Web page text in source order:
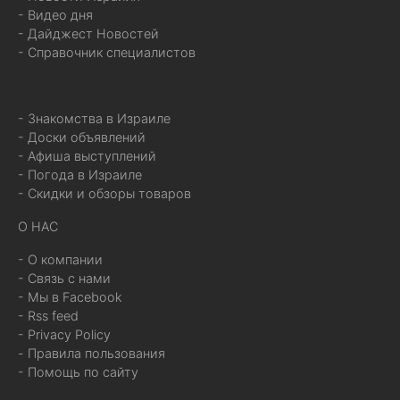
- Видео дня
- Дайджест Новостей
- Справочник специалистов
- Знакомства в Израиле
- Доски объявлений
- Афиша выступлений
- Погода в Израиле
- Скидки и обзоры товаров
О НАС
- О компании
- Связь с нами
- Мы в Facebook
- Rss feed
- Privacy Policy
- Правила пользования
- Помощь по сайту